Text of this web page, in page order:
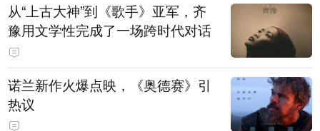
从“上古大神”到《歌手》亚军，齐
豫用文学性完成了一场跨时代对话
诺兰新作火爆点映，《奥德赛》引
热议